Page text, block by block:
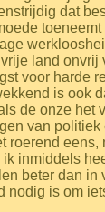
dat
land onvrij
voor harde
is ook
de onze het
van politiek
roerend
inmiddels
beter dan in
nodig is om